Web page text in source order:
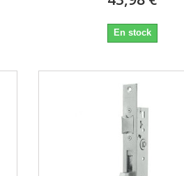
En stock